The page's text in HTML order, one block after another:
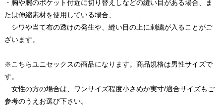
・胸や腕のポケット付近に切り替えしなどの縫い目がある場合、ま
たは伸縮素材を使用している場合、
シワや当て布の透けの発生や、縫い目の上に刺繍が入ることがご
ざいます。
※こちらユニセックスの商品になります。商品規格は男性サイズで
す。
女性の方の場合は、ワンサイズ程度小さめか実寸/適合サイズもご
参考のうえお選び下さい。